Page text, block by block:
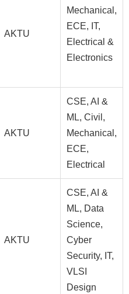
AKTU
Mechanical,
ECE, IT,
Electrical &
Electronics
AKTU
CSE, AI &
ML, Civil,
Mechanical,
ECE,
Electrical
AKTU
CSE, AI &
ML, Data
Science,
Cyber
Security, IT,
VLSI
Design